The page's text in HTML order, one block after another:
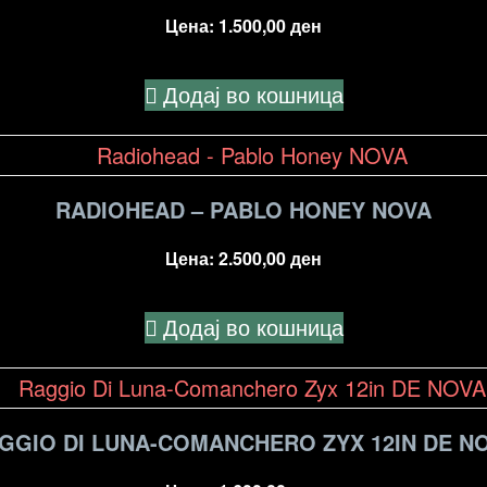
Цена: 1.500,00ден
Додај во кошница
RADIOHEAD – PABLO HONEY NOVA
Цена: 2.500,00ден
Додај во кошница
DI LUNA-COMANCHERO ZYX 12IN DE